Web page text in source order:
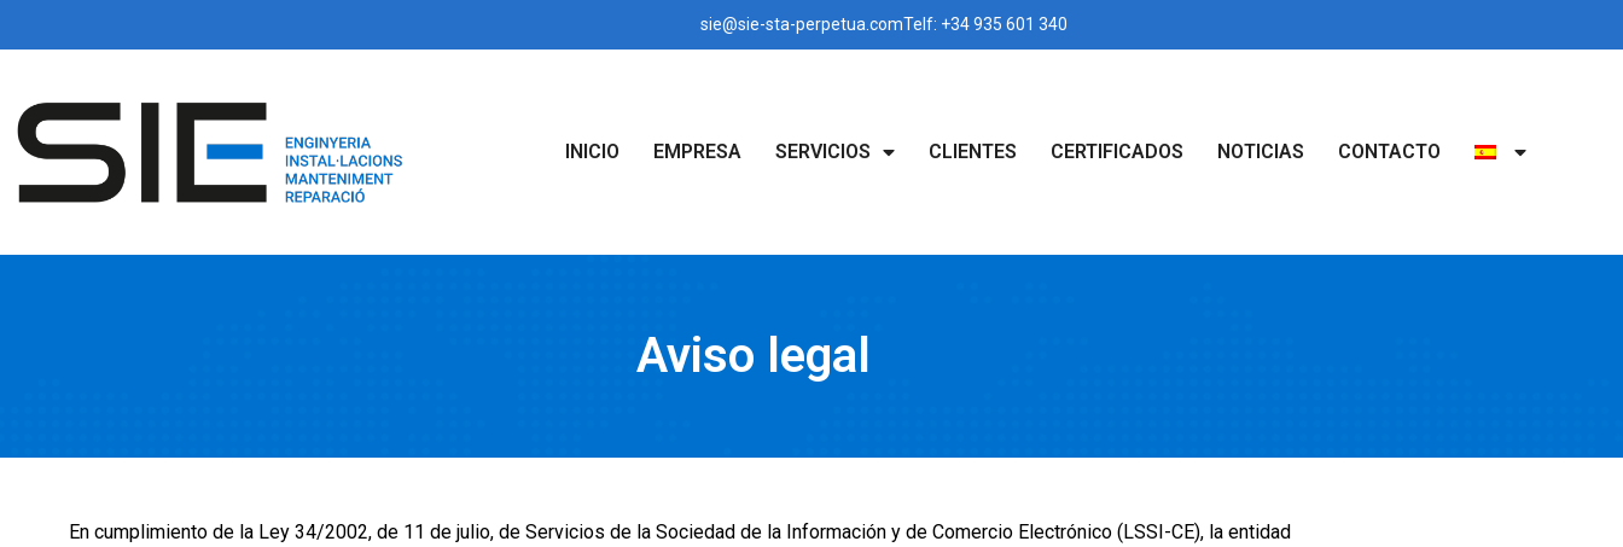
sie@sie-sta-perpetua.comTelf: +34 935 601 340
INICIO EMPRESA SERVICIOS CLIENTES CERTIFICADOS NOTICIAS CONTACTO
Aviso legal
En cumplimiento de la Ley 34/2002, de 11 de julio, de Servicios de la Sociedad de la Información y de Comercio Electrónico (LSSI-CE), la entidad